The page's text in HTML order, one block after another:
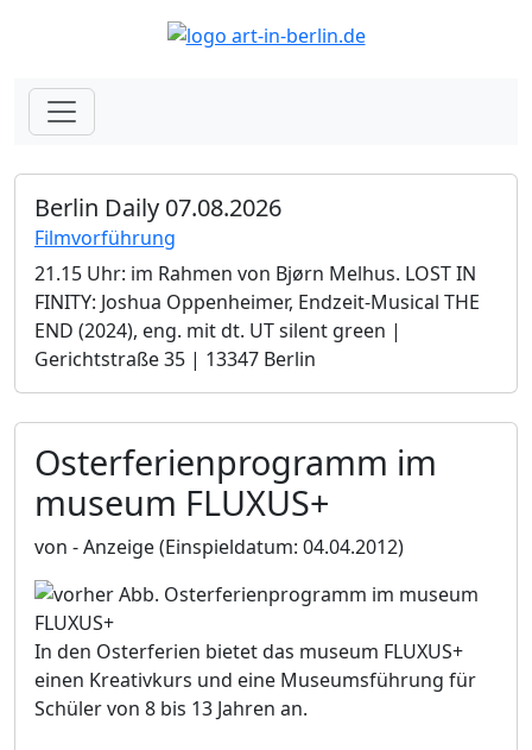
Berlin Daily 07.08.2026
Filmvorführung
21.15 Uhr: im Rahmen von Bjørn Melhus. LOST IN
FINITY: Joshua Oppenheimer, Endzeit-Musical THE
END (2024), eng. mit dt. UT silent green |
Gerichtstraße 35 | 13347 Berlin
Osterferienprogramm im
museum FLUXUS+
von - Anzeige(Einspieldatum: 04.04.2012)
In den Osterferien bietet das museum FLUXUS+
einen Kreativkurs und eine Museumsführung für
Schüler von 8 bis 13 Jahren an.